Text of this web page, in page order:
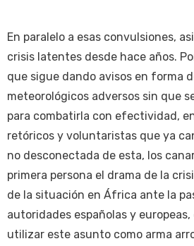
En paralelo a esas convulsiones,
crisis latentes desde hace años.
que sigue dando avisos en forma
meteorológicos adversos sin que
para combatirla con efectividad,
retóricos y voluntaristas que ya
no desconectada de esta, los
primera persona el drama de la
de la situación en África ante la
autoridades españolas y
utilizar este asunto como arma